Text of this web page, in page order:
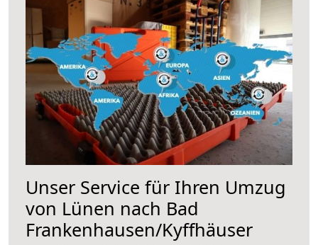
Unser Service für Ihren Umzug
von Lünen nach Bad
Frankenhausen/Kyffhäuser